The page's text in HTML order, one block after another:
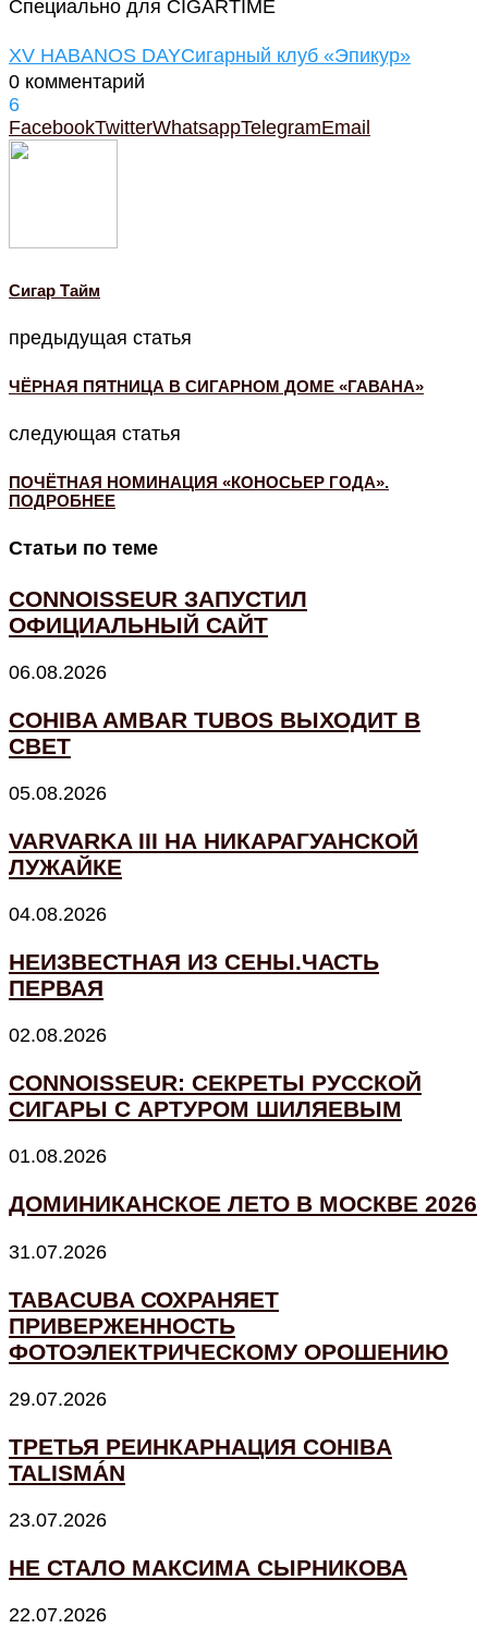
Специально для CIGARTIME
XV HABANOS DAYСигарный клуб «Эпикур»
0 комментарий
6
FacebookTwitterWhatsappTelegramEmail
Cигар Тайм
предыдущая статья
ЧЁРНАЯ ПЯТНИЦА В СИГАРНОМ ДОМЕ «ГАВАНА»
следующая статья
ПОЧЁТНАЯ НОМИНАЦИЯ «КОНОСЬЕР ГОДА».
ПОДРОБНЕЕ
Статьи по теме
CONNOISSEUR ЗАПУСТИЛ
ОФИЦИАЛЬНЫЙ САЙТ
06.08.2026
COHIBA AMBAR TUBOS ВЫХОДИТ В
СВЕТ
05.08.2026
VARVARKA III НА НИКАРАГУАНСКОЙ
ЛУЖАЙКЕ
04.08.2026
НЕИЗВЕСТНАЯ ИЗ СЕНЫ.ЧАСТЬ
ПЕРВАЯ
02.08.2026
CONNOISSEUR: СЕКРЕТЫ РУССКОЙ
СИГАРЫ С АРТУРОМ ШИЛЯЕВЫМ
01.08.2026
ДОМИНИКАНСКОЕ ЛЕТО В МОСКВЕ 2026
31.07.2026
TABACUBA СОХРАНЯЕТ
ПРИВЕРЖЕННОСТЬ
ФОТОЭЛЕКТРИЧЕСКОМУ ОРОШЕНИЮ
29.07.2026
ТРЕТЬЯ РЕИНКАРНАЦИЯ COHIBA
TALISMÁN
23.07.2026
НЕ СТАЛО МАКСИМА СЫРНИКОВА
22.07.2026